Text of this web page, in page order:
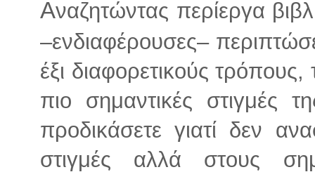
Αναζητώντας περίεργα
–ενδιαφέρουσες–
έξι διαφορετικούς τρόπους,
πιο σημαντικές στιγμές
προδικάσετε γιατί δεν
στιγμές αλλά στους